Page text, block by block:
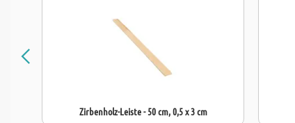
Zirbenholz-Leiste - 50 cm, 0,5 x 3 cm